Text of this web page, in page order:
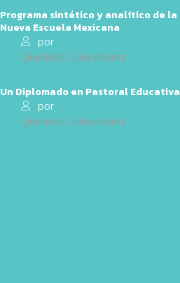
Programa sintético y analítico de la
Nueva Escuela Mexicana
por
Queridos Educadores
Un Diplomado en Pastoral Educativa
por
Queridos Educadores